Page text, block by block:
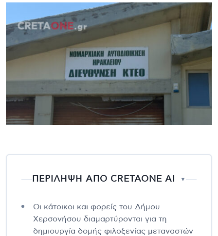
ΠΕΡΙΛΗΨΗ ΑΠΟ CRETAONE AI ▼
Οι κάτοικοι και φορείς του Δήμου
Χερσονήσου διαμαρτύρονται για τη
δημιουργία δομής φιλοξενίας μεταναστών